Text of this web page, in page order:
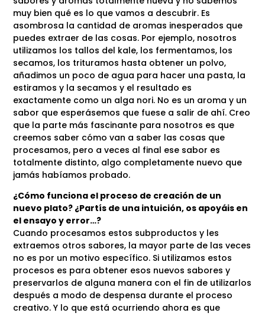
muy bien qué es lo que vamos a descubrir. Es
asombrosa la cantidad de aromas inesperados que
puedes extraer de las cosas. Por ejemplo, nosotros
utilizamos los tallos del kale, los fermentamos, los
secamos, los trituramos hasta obtener un polvo,
añadimos un poco de agua para hacer una pasta, la
estiramos y la secamos y el resultado es
exactamente como un alga nori. No es un aroma y un
sabor que esperásemos que fuese a salir de ahí. Creo
que la parte más fascinante para nosotros es que
creemos saber cómo van a saber las cosas que
procesamos, pero a veces al final ese sabor es
totalmente distinto, algo completamente nuevo que
jamás habíamos probado.
¿Cómo funciona el proceso de creación de un
nuevo plato? ¿Partís de una intuición, os apoyáis en
el ensayo y error…?
Cuando procesamos estos subproductos y les
extraemos otros sabores, la mayor parte de las veces
no es por un motivo específico. Si utilizamos estos
procesos es para obtener esos nuevos sabores y
preservarlos de alguna manera con el fin de utilizarlos
después a modo de despensa durante el proceso
creativo. Y lo que está ocurriendo ahora es que